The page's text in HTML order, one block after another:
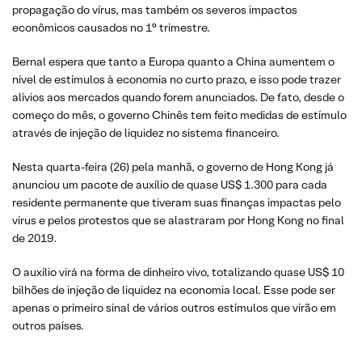
propagação do vírus, mas também os severos impactos
econômicos causados no 1° trimestre.
Bernal espera que tanto a Europa quanto a China aumentem o
nível de estímulos à economia no curto prazo, e isso pode trazer
alívios aos mercados quando forem anunciados. De fato, desde o
começo do mês, o governo Chinês tem feito medidas de estímulo
através de injeção de liquidez no sistema financeiro.
Nesta quarta-feira (26) pela manhã, o governo de Hong Kong já
anunciou um pacote de auxílio de quase US$ 1.300 para cada
residente permanente que tiveram suas finanças impactas pelo
vírus e pelos protestos que se alastraram por Hong Kong no final
de 2019.
O auxílio virá na forma de dinheiro vivo, totalizando quase US$ 10
bilhões de injeção de liquidez na economia local. Esse pode ser
apenas o primeiro sinal de vários outros estímulos que virão em
outros países.